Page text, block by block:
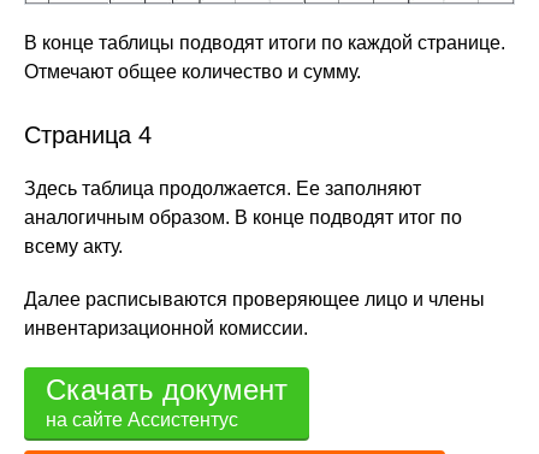
В конце таблицы подводят итоги по каждой странице.
Отмечают общее количество и сумму.
Страница 4
Здесь таблица продолжается. Ее заполняют
аналогичным образом. В конце подводят итог по
всему акту.
Далее расписываются проверяющее лицо и члены
инвентаризационной комиссии.
Скачать документ
на сайте Ассистентус